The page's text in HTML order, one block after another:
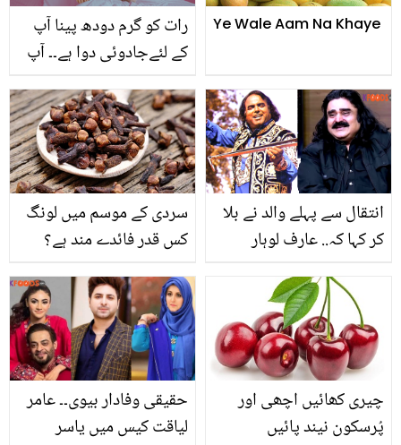
رات کو گرم دودھ پینا آپ
کے لئےجادوئی دوا ہے۔۔ آپ
ہوں گے
Ye Wale Aam Na Khaye
سردی کے موسم میں لونگ
کس قدر فائدے مند ہے؟
کے مختلف طریقے اور ان
کے فوائد
انتقال سے پہلے والد نے بلا
کر کہا کہ.. عارف لوہار
ہوئے پھوٹ پھوٹ کر رو
پڑے
حقیقی وفادار بیوی۔۔ عامر
لیاقت کیس میں یاسر
چیری کھائیں اچھی اور
پُرسکون نیند پائیں